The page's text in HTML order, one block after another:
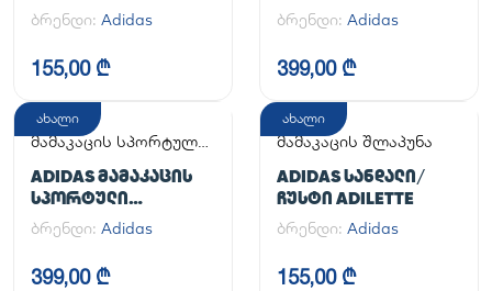
ᲤᲔᲮᲡᲐᲪᲛᲔᲚᲘ
ADILETTE
ბრენდი: Adidas
155,00 ₾
ᲤᲔᲮᲡᲐᲪᲛᲔᲚᲘ
HANDBALL SPEZIAL
ბრენდი: Adidas
399,00 ₾
ახალი
მამაკაცის სპორტული
ADIDAS ᲛᲐᲛᲐᲙᲐᲪᲘᲡ
ᲡᲞᲝᲠᲢᲣᲚᲘ
ᲤᲔᲮᲡᲐᲪᲛᲔᲚᲘ
HANDBALL SPEZIAL
ბრენდი: Adidas
399,00 ₾
ახალი
მამაკაცის შლაპუნა
ADIDAS ᲡᲐᲜᲓᲐᲚᲘ/
ᲩᲣᲡᲢᲘ ADILETTE
ბრენდი: Adidas
155,00 ₾